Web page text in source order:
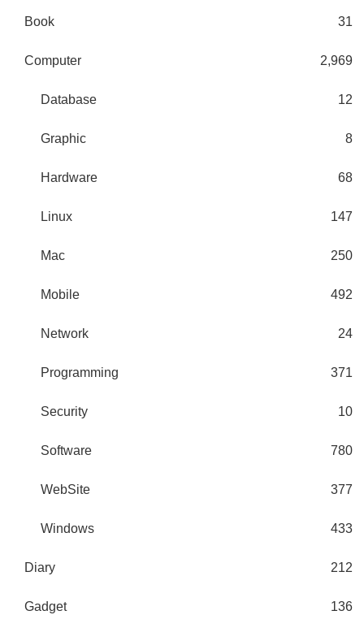
Book 31
Computer 2,969
Database 12
Graphic 8
Hardware 68
Linux 147
Mac 250
Mobile 492
Network 24
Programming 371
Security 10
Software 780
WebSite 377
Windows 433
Diary 212
Gadget 136